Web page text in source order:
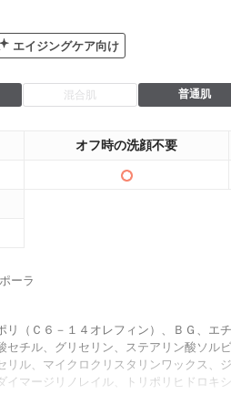
エイジングケア向け
混合肌 普通肌
オフ時の洗顔不要
ーラ
リ（Ｃ６－１４オレフィン）、ＢＧ、エ
セチル、グリセリン、ステアリン酸ソル
リル、マイクロクリスタリンワックス、
イマージリノレイル、トリポリヒドロキ